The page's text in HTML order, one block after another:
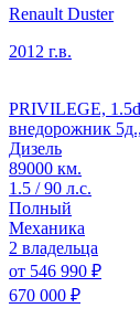
Renault Duster
2012 г.в.
PRIVILEGE,
внедорожник
Дизель
89000 км.
1.5 / 90 л.с.
Полный
Механика
2 владельца
от 546 990 ₽
670 000 ₽